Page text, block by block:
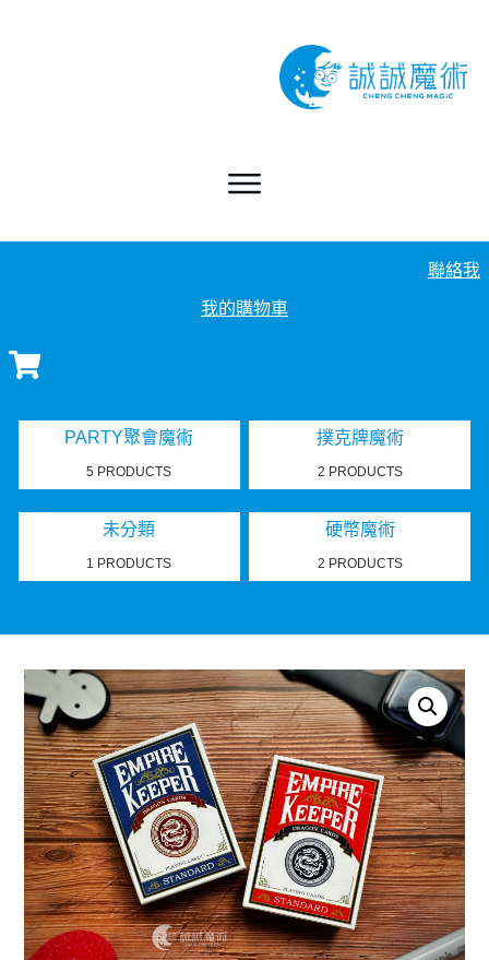
聯絡我
我的購物車
PARTY聚會魔術
5 PRODUCTS
撲克牌魔術
2 PRODUCTS
未分類
1 PRODUCTS
硬幣魔術
2 PRODUCTS